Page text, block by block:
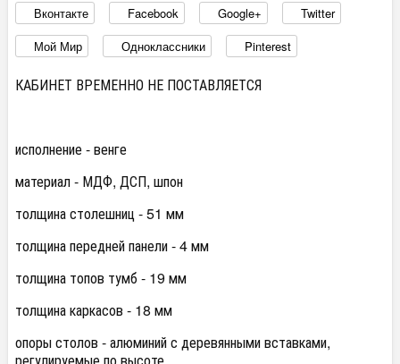
Вконтакте Facebook Google+
Twitter
Мой Мир
Одноклассники Pinterest
КАБИНЕТ ВРЕМЕННО НЕ ПОСТАВЛЯЕТСЯ
исполнение - венге
материал - МДФ, ДСП, шпон
толщина столешниц - 51 мм
толщина передней панели - 4 мм
толщина топов тумб - 19 мм
толщина каркасов - 18 мм
опоры столов - алюминий с деревянными вставками,
регулируемые по высоте